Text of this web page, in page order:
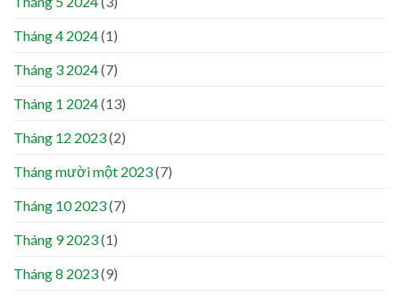
Tháng 4 2024(1)
Tháng 3 2024(7)
Tháng 1 2024(13)
Tháng 12 2023(2)
Tháng mười một 2023(7)
Tháng 10 2023(7)
Tháng 9 2023(1)
Tháng 8 2023(9)